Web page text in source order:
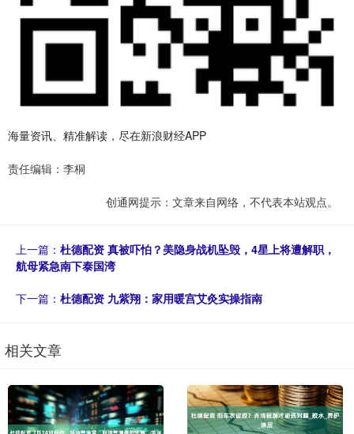
海量资讯、精准解读，尽在新浪财经APP
责任编辑：李桐
创通网提示：文章来自网络，不代表本站观点。
上一篇： 杜德配资 真被吓怕？美隐身战机坠毁，4星上将遭解职，
航母紧急南下泰国湾
下一篇： 杜德配资 九紫翔：家用暖宫艾灸实操指南
相关文章